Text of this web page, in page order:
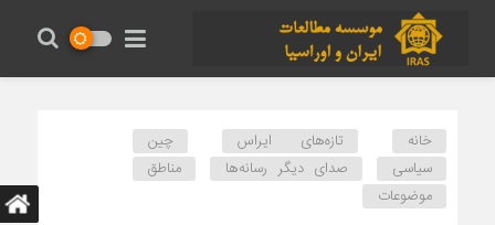
خانه تازه‌های ایراس
چین
سیاسی
صدای دیگر رسانه‌ها
مناطق
موضوعات